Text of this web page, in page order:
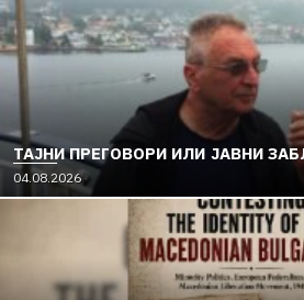
TAЈНИ ПРЕГОВОРИ ИЛИ ЈАВНИ
04.08.2026